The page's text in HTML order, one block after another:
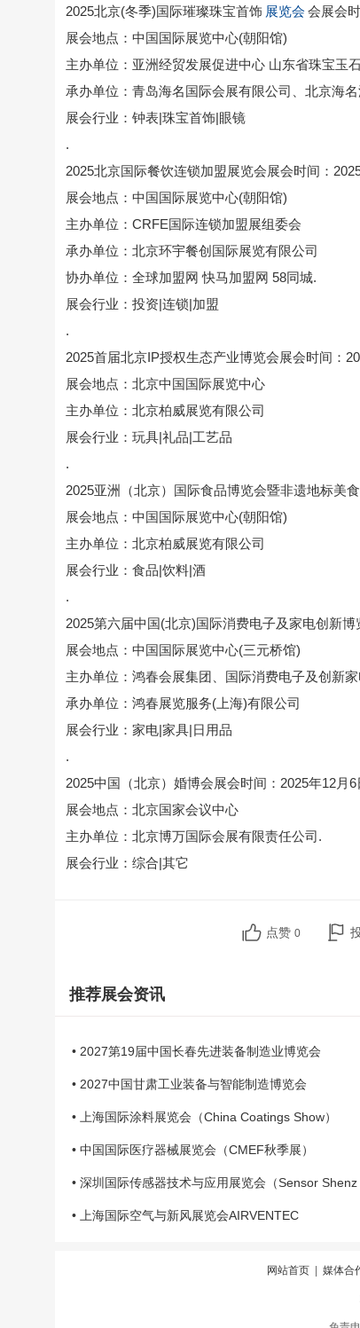
2025北京(冬季)国际璀璨珠宝首饰 展览会 会展会
展会地点：中国国际展览中心(朝阳馆)
主办单位：亚洲经贸发展促进中心 山东省珠宝玉
承办单位：青岛海名国际会展有限公司、北京海
展会行业：钟表|珠宝首饰|眼镜
.
2025北京国际餐饮连锁加盟展览会展会时间：
展会地点：中国国际展览中心(朝阳馆)
主办单位：CRFE国际连锁加盟展组委会
承办单位：北京环宇餐创国际展览有限公司
协办单位：全球加盟网 快马加盟网 58同城.
展会行业：投资|连锁|加盟
.
2025首届北京IP授权生态产业博览会展会时间：
展会地点：北京中国国际展览中心
主办单位：北京柏威展览有限公司
展会行业：玩具|礼品|工艺品
.
2025亚洲（北京）国际食品博览会暨非遗地标美
展会地点：中国国际展览中心(朝阳馆)
主办单位：北京柏威展览有限公司
展会行业：食品|饮料|酒
.
2025第六届中国(北京)国际消费电子及家电创新
展会地点：中国国际展览中心(三元桥馆)
主办单位：鸿春会展集团、国际消费电子及创新
承办单位：鸿春展览服务(上海)有限公司
展会行业：家电|家具|日用品
.
2025中国（北京）婚博会展会时间：2025年12月6
展会地点：北京国家会议中心
主办单位：北京博万国际会展有限责任公司.
展会行业：综合|其它
点赞 0
推荐展会资讯
• 2027第19届中国长春先进装备制造业博览会
• 2027中国甘肃工业装备与智能制造博览会
• 上海国际涂料展览会（China Coatings Show）
• 中国国际医疗器械展览会（CMEF秋季展）
• 深圳国际传感器技术与应用展览会（Sensor Shenz
• 上海国际空气与新风展览会AIRVENTEC
网站首页 媒体合